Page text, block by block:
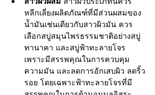
หลีกเลี่ยงผลิตภัณฑ์ที่มีส่วนผสมของ
น้ำมันเช่นเดียวกับสาวผิวมัน ควร
เลือกสบู่สมุนไพรธรรมชาติอย่างสบู่
ทานาคา และสบู่ฟ้าทะลายโจร
เพราะมีสรรพคุณในการควบคุม
ความมัน และลดการอักเสบผิว ลดริ้ว
รอย โดยเฉพาะฟ้าทะลายโจรที่มี